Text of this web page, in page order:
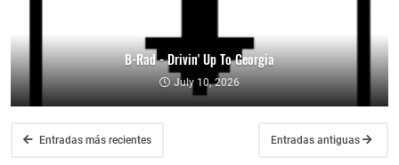
B-Rad - Drivin' Up To Georgia
July 10, 2026
Entradas más recientes Entradas antiguas